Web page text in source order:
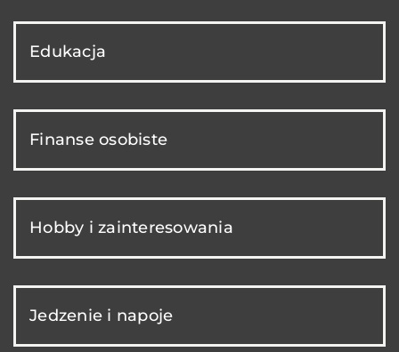
Edukacja
Finanse osobiste
Hobby i zainteresowania
Jedzenie i napoje